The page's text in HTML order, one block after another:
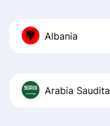
Albania
Arabia Saudita